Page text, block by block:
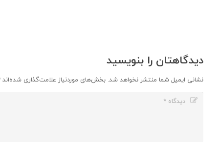
دیدگاهتان را بنویسید
نشانی ایمیل شما منتشر نخواهد شد. بخش‌های موردنیاز علامت‌گذاری شده‌اند